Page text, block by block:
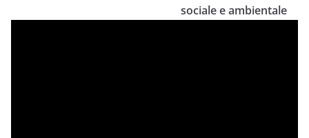
sociale e ambientale